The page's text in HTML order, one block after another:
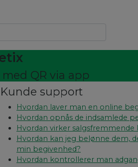
QR via app
Kunde support
Hvordan laver man en online
Hvordan opnås de indsamlede
Hvordan virker salgsfremmende
Hvordan kan jeg belønne dem,
min begivenhed?
Hvordan kontrollerer man